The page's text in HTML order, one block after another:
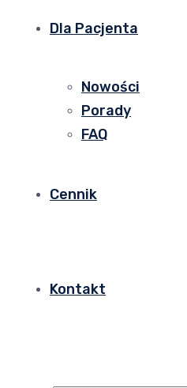
Dla Pacjenta
Nowości
Porady
FAQ
Cennik
Kontakt